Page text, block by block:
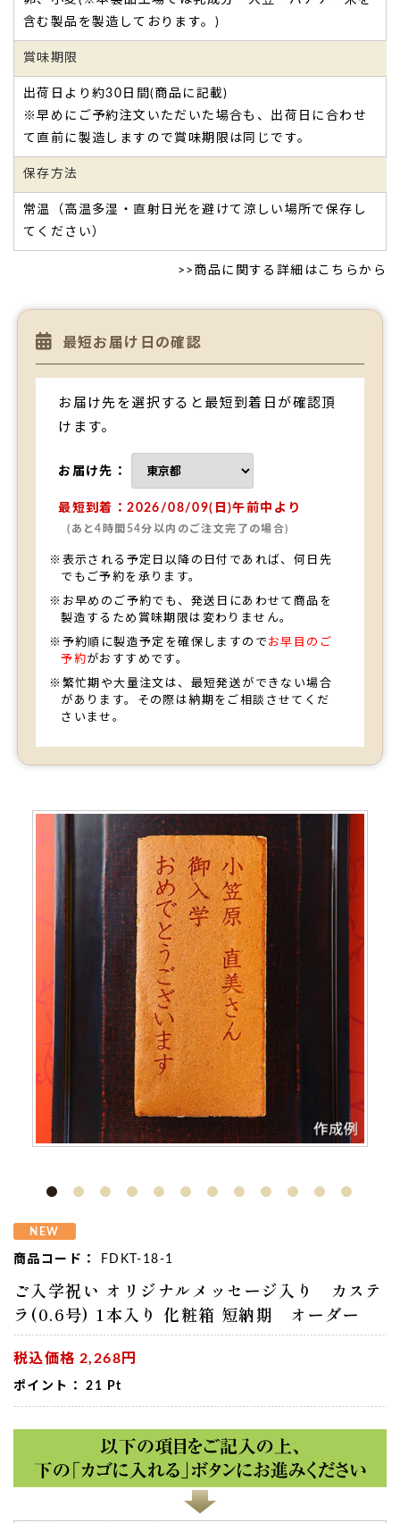
含む製品を製造しております。)
賞味期限
出荷日より約30日間(商品に記載)
※早めにご予約注文いただいた場合も、出荷日に合わせ
て直前に製造しますので賞味期限は同じです。
保存方法
常温（高温多湿・直射日光を避けて涼しい場所で保存し
てください）
>> 商品に関する詳細はこちらから
最短お届け日の確認
お届け先を選択すると最短到着日が確認頂
けます。
お届け先：
最短到着：2026/08/09(日)午前中より
(あと4時間54分以内のご注文完了の場合)
※表示される予定日以降の日付であれば、何日先
でもご予約を承ります。
※お早めのご予約でも、発送日にあわせて商品を
製造するため賞味期限は変わりません。
※予約順に製造予定を確保しますので お早目のご
予約がおすすめです。
※繁忙期や大量注文は、最短発送ができない場合
があります。その際は納期をご相談させてくだ
さいませ。
NEW
商品コード： FDKT-18-1
ご入学祝い オリジナルメッセージ入り カステ
ラ(0.6号) 1本入り 化粧箱 短納期 オーダー
税込価格 2,268円
ポイント： 21 Pt